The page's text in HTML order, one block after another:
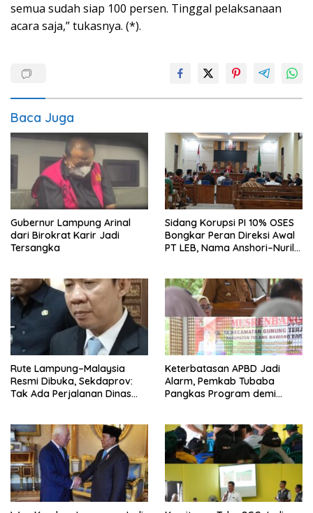
semua sudah siap 100 persen. Tinggal pelaksanaan
acara saja,” tukasnya. (*).
Baca Juga
Gubernur Lampung Arinal
dari Birokrat Karir Jadi
Tersangka
Sidang Korupsi PI 10% OSES
Bongkar Peran Direksi Awal
PT LEB, Nama Anshori–Nuril
Rute Lampung–Malaysia
Resmi Dibuka, Sekdaprov:
Tak Ada Perjalanan Dinas
Keterbatasan APBD Jadi
Alarm, Pemkab Tubaba
Pangkas Program demi